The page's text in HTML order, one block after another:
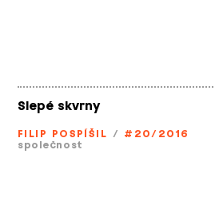
Slepé skvrny
FILIP POSPÍŠIL / #20/2016
společnost